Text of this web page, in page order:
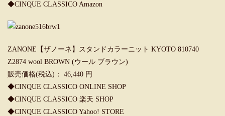
◆CINQUE CLASSICO Amazon
ZANONE【ザノーネ】スタンドカラーニット KYOTO 810740
Z2874 wool BROWN (ウール ブラウン)
販売価格(税込)： 46,440 円
◆CINQUE CLASSICO ONLINE SHOP
◆CINQUE CLASSICO 楽天 SHOP
◆CINQUE CLASSICO Yahoo! STORE